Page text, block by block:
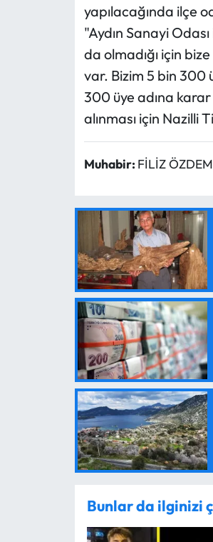
yapılacağında ilçe
"Aydın Sanayi
da olmadığı için
var. Bizim 5 bin 300
300 üye adına
alınması için Nazilli
Muhabir: FİLİZ
Bunlar da ilginizi